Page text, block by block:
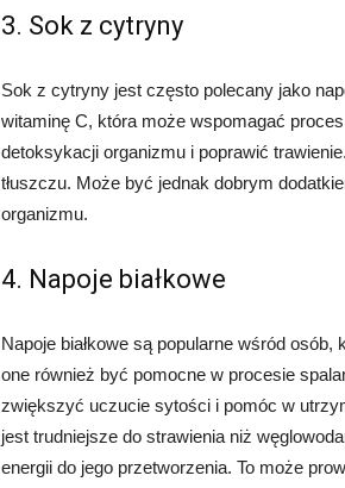
3. Sok z cytryny
Sok z cytryny jest często polecany jako
witaminę C, która może wspomagać
detoksykacji organizmu i poprawić
tłuszczu. Może być jednak dobrym
organizmu.
4. Napoje białkowe
Napoje białkowe są popularne wśród
one również być pomocne w procesie
zwiększyć uczucie sytości i pomóc w
jest trudniejsze do strawienia niż
energii do jego przetworzenia. To może